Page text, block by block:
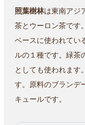
照葉樹林は東南アジ
茶とウーロン茶です。
ベースに使われてい
ルの１種です。緑茶
としても使われます
す。原料のブランデ
キュールです。